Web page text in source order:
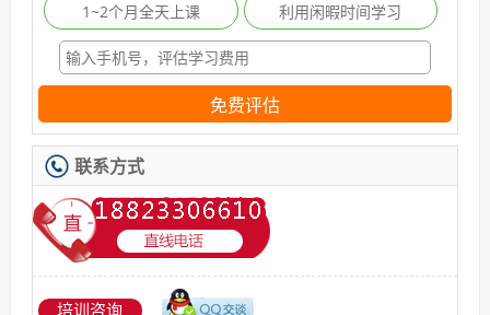
1~2个月全天上课
利用闲暇时间学习
免费评估
联系方式
培训咨询